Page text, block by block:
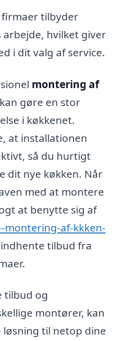
firmaer tilbyder
hvilket giver
i dit valg af service.
montering af
kan gøre en stor
i køkkenet.
at installationen
så du hurtigt
dit nye køkken. Når
med at montere
at benytte sig af
montering-af-kkken-
tilbud fra
tilbud og
montører, kan
til netop dine